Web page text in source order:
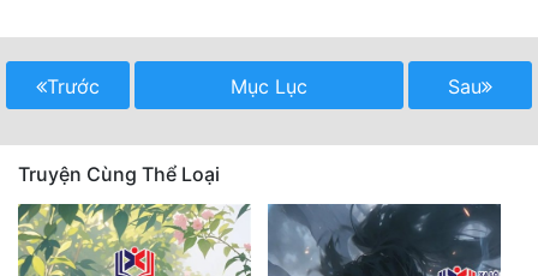
Phương Tây
Phản Phái
Quân Sự
Sảng Văn
Trước Mục Lục Sau
Truyện Cùng Thể Loại